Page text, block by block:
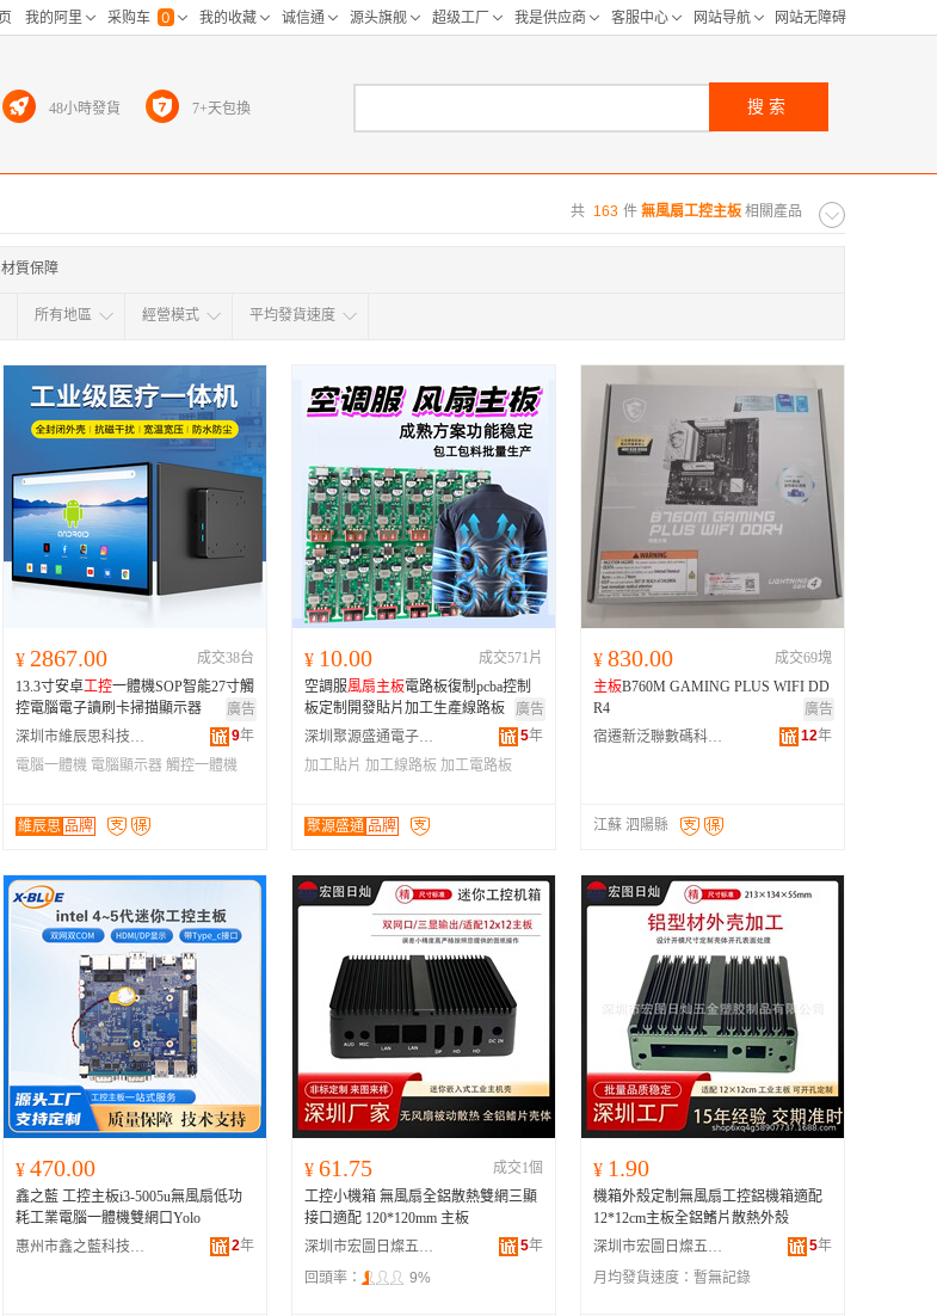
共 163 件 無風扇工控主板 相關產品
材質保障
所有地區
所有地区
江浙沪 华东区 华中区 华北区
海外 北京 天津 重庆
广东 山东 河北
河南 福建 辽宁 安徽 广西
海南 内蒙古 吉林 黑龙江
青海 四川
贵州 西藏 澳门 台湾
經營模式 平均發貨速度
¥ 2867.00
成交38台
13.3寸安卓工控一體機SOP智能27寸觸
控電腦電子讀刷卡掃描顯示器
廣告
深圳市維辰思科技有限公司
9年
電腦一體機 電腦顯示器 觸控一體機
維辰思 品牌
¥ 10.00
成交571片
空調服風扇主板電路板復制pcba控制
板定制開發貼片加工生產線路板
廣告
深圳聚源盛通電子有限公司
5年
加工貼片 加工線路板 加工電路板
聚源盛通 品牌
¥ 830.00
成交69塊
主板B760M GAMING PLUS WIFI DD
R4
廣告
宿遷新泛聯數碼科技有限公司
12年
江蘇 泗陽縣
¥ 470.00
鑫之藍 工控主板i3-5005u無風扇低功
耗工業電腦一體機雙網口Yolo
惠州市鑫之藍科技有限公司
2年
¥ 61.75
成交1個
工控小機箱 無風扇全鋁散熱雙網三顯
接口適配 120*120mm 主板
深圳市宏圖日燦五金塑膠制品有限公司
5年
回頭率：
9%
¥ 1.90
機箱外殼定制無風扇工控鋁機箱適配
12*12cm主板全鋁鰭片散熱外殼
深圳市宏圖日燦五金塑膠制品有限公司
5年
月均發貨速度： 暫無記錄
48小時發貨 7+天包換 搜索